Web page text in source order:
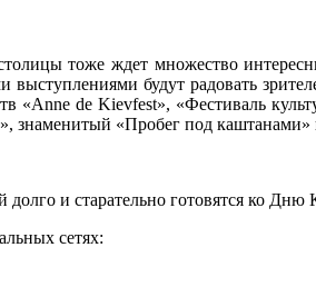
тоже ждет множество
будут радовать
«Anne de Kievfest», «Фестиваль
», знаменитый «Пробег под
долго и старательно готовятся ко
сетях: